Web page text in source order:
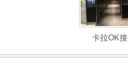
卡拉OK